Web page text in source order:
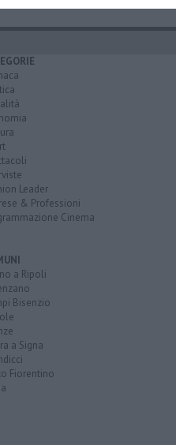
Leader
& Professioni
Cinema
a Ripoli
Bisenzio
a Signa
Fiorentino